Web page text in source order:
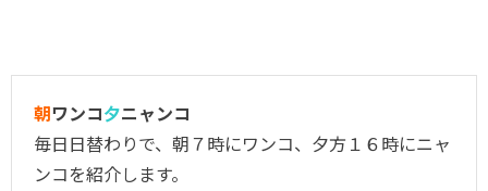
朝ワンコ夕ニャンコ
毎日日替わりで、朝７時にワンコ、夕方１６時にニャ
ンコを紹介します。